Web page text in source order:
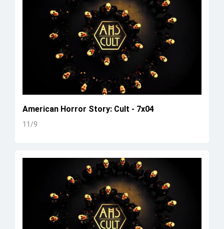
American Horror Story: Cult - 7x04
11/9